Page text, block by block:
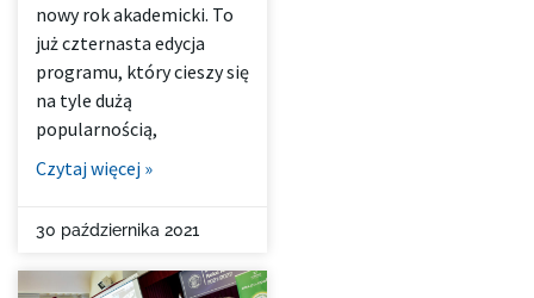
nowy rok akademicki. To
już czternasta edycja
programu, który cieszy się
na tyle dużą
popularnością,
Czytaj więcej »
30 października 2021